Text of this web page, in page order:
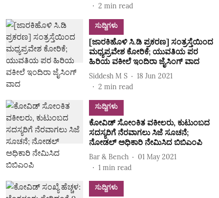
2 min read
ಸುದ್ದಿಗಳು
[ಜಾರಕಿಹೊಳಿ ಸಿ.ಡಿ ಪ್ರಕರಣ] ಸಂತ್ರಸ್ತೆಯಿಂದ
ಮಧ್ಯಪ್ರವೇಶ ಕೋರಿಕೆ; ಯುವತಿಯ ಪರ
ಹಿರಿಯ ವಕೀಲೆ ಇಂದಿರಾ ಜೈಸಿಂಗ್‌ ವಾದ
Siddesh M S
18 Jun 2021
2 min read
ಸುದ್ದಿಗಳು
ಕೋವಿಡ್‌ ಸೋಂಕಿತ ವಕೀಲರು, ಕುಟುಂಬದ
ಸದಸ್ಯರಿಗೆ ನೆರವಾಗಲು ಸಿಜೆ ಸೂಚನೆ;
ನೋಡಲ್‌ ಅಧಿಕಾರಿ ನೇಮಿಸಿದ ಬಿಬಿಎಂಪಿ
Bar & Bench
01 May 2021
1 min read
ಸುದ್ದಿಗಳು